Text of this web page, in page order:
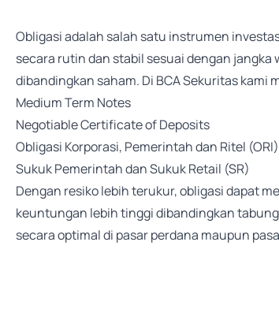
Obligasi adalah salah satu instrumen
secara rutin dan stabil sesuai dengan
dibandingkan saham. Di BCA Sekuritas kami
Medium Term Notes
Negotiable Certificate of Deposits
Obligasi Korporasi, Pemerintah dan Ritel (ORI)
Sukuk Pemerintah dan Sukuk Retail (SR)
Dengan resiko lebih terukur, obligasi dapat
keuntungan lebih tinggi dibandingkan
secara optimal di pasar perdana maupun